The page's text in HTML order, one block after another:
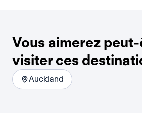
Vous aimerez
visiter ces
Auckland